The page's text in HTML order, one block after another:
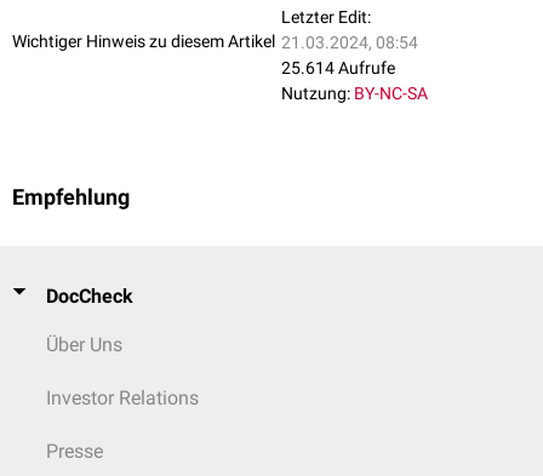
Wichtiger Hinweis zu diesem Artikel
Letzter Edit:
21.03.2024, 08:54
25.614 Aufrufe
Nutzung: BY-NC-SA
Empfehlung
DocCheck
Über Uns
Investor Relations
Presse